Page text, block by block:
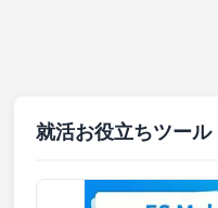
就活お役立ちツール